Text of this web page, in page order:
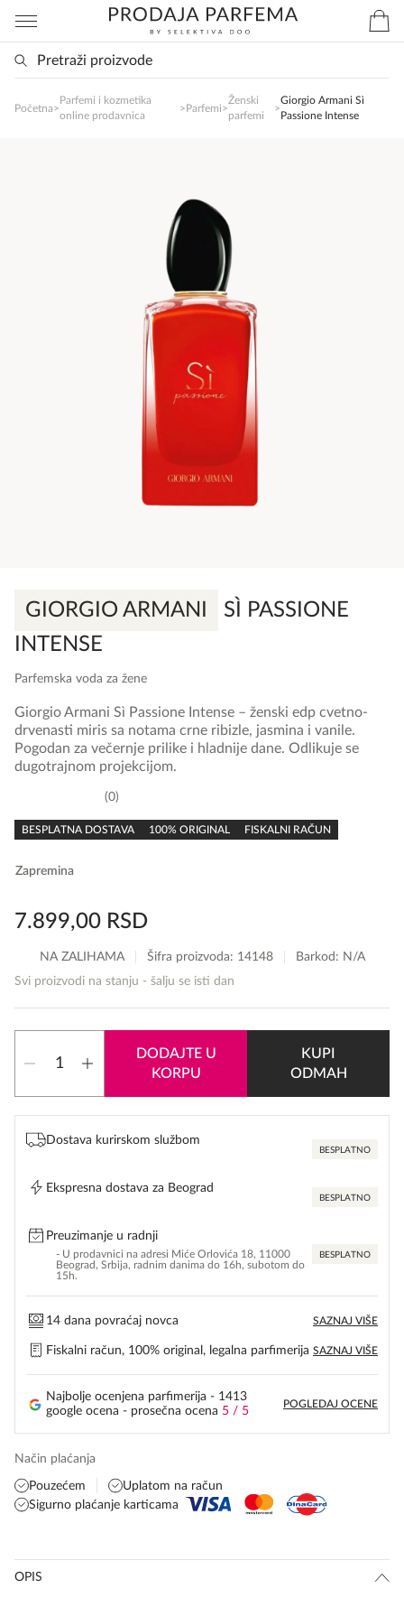
Početna>
Parfemi i kozmetika
online prodavnica
>Parfemi>
Ženski
parfemi
>
Giorgio Armani Sì
Passione Intense
GIORGIO ARMANI
SÌ PASSIONE
INTENSE
Parfemska voda za žene
rating
0
BESPLATNA DOSTAVA 100% ORIGINAL FISKALNI RAČUN
Giorgio Armani Sì Passione Intense – ženski edp cvetno-
drvenasti miris sa notama crne ribizle, jasmina i vanile.
Pogodan za večernje prilike i hladnije dane. Odlikuje se
dugotrajnom projekcijom.
Zapremina
7.899,00 RSD
NA ZALIHAMA Šifra proizvoda: 14148
Barkod: N/A
Svi proizvodi na stanju - šalju se isti dan
Armani
Passione
Intense
količina
DODAJTE U
KORPU
KUPI
ODMAH
Dostava kurirskom službom
BESPLATNO
Ekspresna dostava za Beograd
BESPLATNO
Preuzimanje u radnji
- U prodavnici na adresi Miće Orlovića 18, 11000
Beograd, Srbija, radnim danima do 16h, subotom do
15h.
BESPLATNO
14 dana povraćaj novca SAZNAJ VIŠE
Fiskalni račun, 100% original, legalna parfimerija SAZNAJ VIŠE
Najbolje ocenjena parfimerija - 1413
google ocena - prosečna ocena 5 / 5
POGLEDAJ OCENE
Način plaćanja
Pouzećem
Uplatom na račun
Sigurno plaćanje karticama
OPIS
SlađanAi Asistent
poručite svoj omiljeni parfem danas ali i za